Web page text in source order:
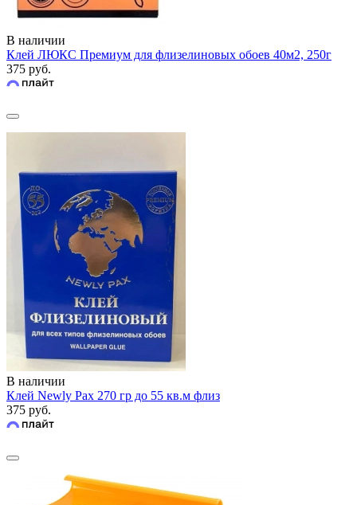
В наличии
Клей ЛЮКС Премиум для флизелиновых обоев 40м2, 250г
375 руб.
В наличии
Клей Newly Pax 270 гр до 55 кв.м флиз
375 руб.